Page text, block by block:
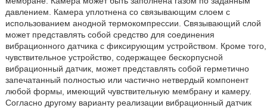
давлением. Камера уплотнена со связывающим слоем с
использованием анодной термокомпрессии. Связывающий слой
может представлять собой средство для соединения
вибрационного датчика с фиксирующим устройством. Кроме того,
чувствительное устройство, содержащее бескорпусной
вибрационный датчик, может представлять собой герметично
запечатанный полностью или частично нетвердый компонент
любой формы, имеющий чувствительную мембрану и камеру.
Согласно другому варианту реализации вибрационный датчик